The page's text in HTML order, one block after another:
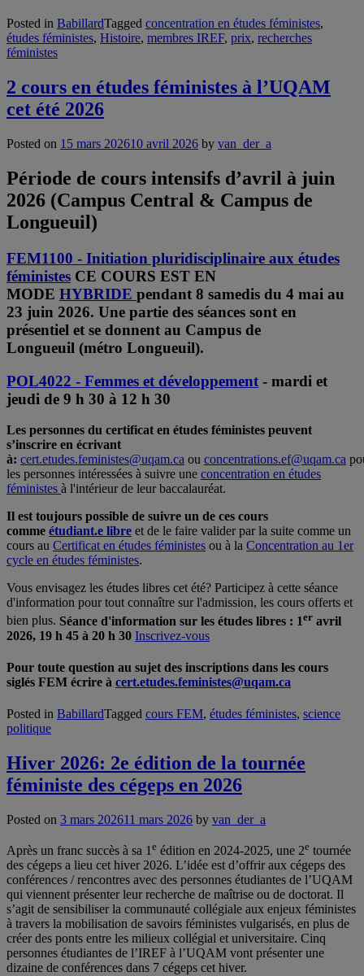
Posted in BabillardTagged concentration en études féministes,
études féministes, Histoire, membres IREF, prix, recherches
féministes
2 cours en études féministes à l’UQAM
cet été 2026
Posted on 15 mars 202610 avril 2026 by van_der_a
Période de cours intensifs d’avril à juin
2026 (Campus Central & Campus de
Longueuil)
FEM1100 - Initiation pluridisciplinaire aux études
féministes CE COURS EST EN
MODE HYBRIDE pendant 8 samedis du 4 mai au
23 juin 2026. Une partie des séances sont en
présentiel et se donnent au Campus de
Longueuil (métro Longueuil).
POL4022 - Femmes et développement - mardi et
jeudi de 9 h 30 à 12 h 30
Les personnes du certificat en études féministes peuvent
s’inscrire en écrivant
à: cert.etudes.feministes@uqam.ca ou concentrations.ef@uqam.ca
les personnes intéressées à suivre une concentration en études
féministes à l'intérieur de leur baccalauréat.
Il est toujours possible de suivre un de ces cours
comme étudiant.e libre et de le faire valider par la suite comme un
cours au Certificat en études féministes ou à la Concentration au 1er
cycle en études féministes.
Vous envisagez les études libres cet été? Participez à cette séance
d'information pour tout connaître sur l'admission, les cours offerts et
bien plus. Séance d'information sur les études libres : 1er avril
2026, 19 h 45 à 20 h 30 Inscrivez-vous
Pour toute question au sujet des inscriptions dans les cours
siglés FEM écrire à cert.etudes.feministes@uqam.ca
Posted in BabillardTagged cours FEM, études féministes, science
politique
Hiver 2026: 2e édition de la tournée
féministe des cégeps en 2026
Posted on 3 mars 202611 mars 2026 by van_der_a
Après un franc succès à sa 1 e édition en 2024-2025, une 2e tournée
des cégeps a lieu cet hiver 2026. L’idée est d’offrir aux cégeps des
conférences / rencontres avec des personnes étudiantes de l’UQAM
qui viennent présenter leur recherche de maîtrise ou de doctorat. Il
s’agit de sensibiliser la communauté collégiale aux enjeux féministes
à travers la mobilisation de savoirs féministes vulgarisés, en plus de
créer des ponts entre les milieux collégial et universitaire. Cinq
personnes étudiantes de l’IREF à l’UQAM vont présenter une
dizaine de conférences dans 7 cégeps cet hiver.